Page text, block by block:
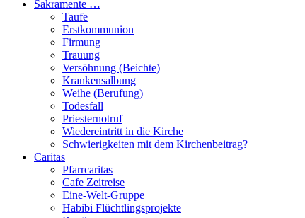
Sakramente …
Taufe
Erstkommunion
Firmung
Trauung
Versöhnung (Beichte)
Krankensalbung
Weihe (Berufung)
Todesfall
Priesternotruf
Wiedereintritt in die Kirche
Schwierigkeiten mit dem Kirchenbeitrag?
Caritas
Pfarrcaritas
Cafe Zeitreise
Eine-Welt-Gruppe
Habibi Flüchtlingsprojekte